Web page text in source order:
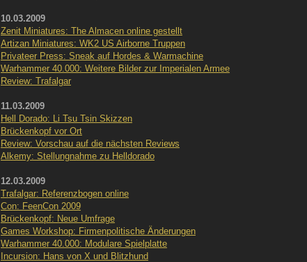
10.03.2009
Zenit Miniatures: The Almacen online gestellt
Artizan Miniatures: WK2 US Airborne Truppen
Privateer Press: Sneak auf Hordes & Warmachine
Warhammer 40.000: Weitere Bilder zur Imperialen Armee
Review: Trafalgar
11.03.2009
Hell Dorado: Li Tsu Tsin Skizzen
Brückenkopf vor Ort
Review: Vorschau auf die nächsten Reviews
Alkemy: Stellungnahme zu Helldorado
12.03.2009
Trafalgar: Referenzbogen online
Con: FeenCon 2009
Brückenkopf: Neue Umfrage
Games Workshop: Firmenpolitische Änderungen
Warhammer 40.000: Modulare Spielplatte
Incursion: Hans von X und Blitzhund